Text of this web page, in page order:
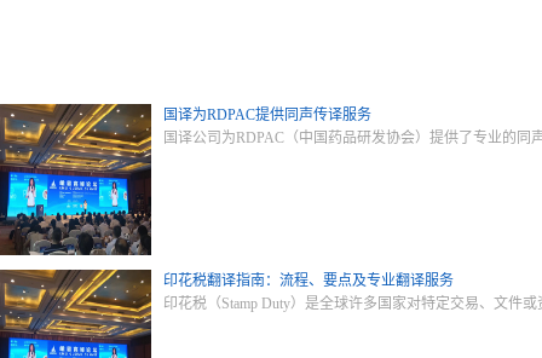
国译为RDPAC提供同声传译服务
国译公司为RDPAC（中国药品研发协会）提供了专业的
印花税翻译指南：流程、要点及专业翻译服务
印花税（Stamp Duty）是全球许多国家对特定交易、文件